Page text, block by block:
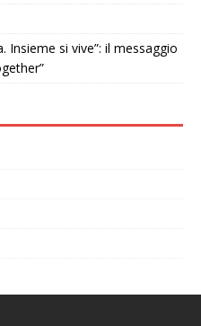
Insieme si vive”: il messaggio